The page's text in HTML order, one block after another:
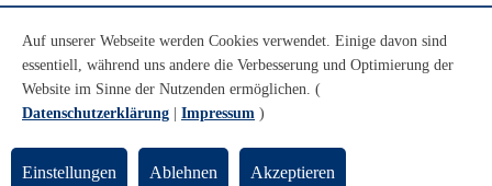
Youtube
Instagram
LinkedIn
© Universität Bremen 2026
Auf unserer Webseite werden Cookies verwendet. Einige davon sind
essentiell, während uns andere die Verbesserung und Optimierung der
Website im Sinne der Nutzenden ermöglichen. (
Datenschutzerklärung
Impressum )
Einstellungen Ablehnen Akzeptieren